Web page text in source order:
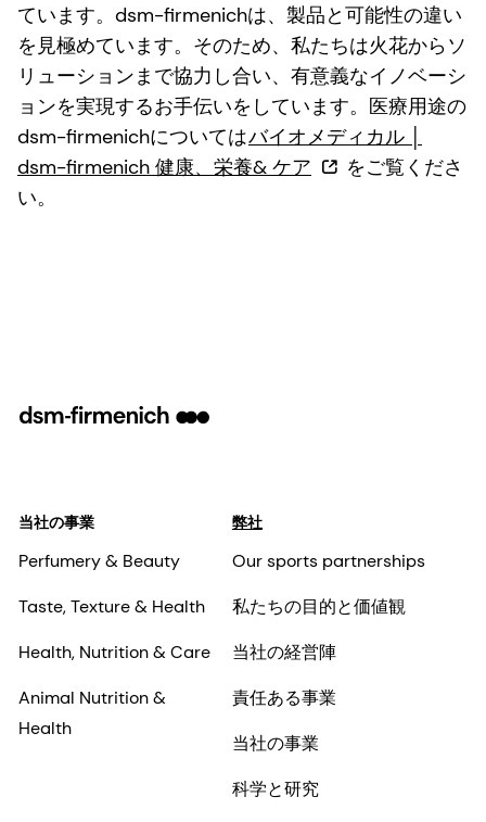
ています。dsm-firmenichは、製品と可能性の違い
を見極めています。そのため、私たちは火花からソ
リューションまで協力し合い、有意義なイノベーシ
ョンを実現するお手伝いをしています。医療用途の
dsm-firmenichについてはバイオメディカル │
dsm-firmenich 健康、栄養& ケア
をご覧くださ
い。
当社の事業
Perfumery & Beauty
Taste, Texture & Health
Health, Nutrition & Care
Animal Nutrition &
Health
弊社
Our sports partnerships
私たちの目的と価値観
当社の経営陣
責任ある事業
当社の事業
科学と研究